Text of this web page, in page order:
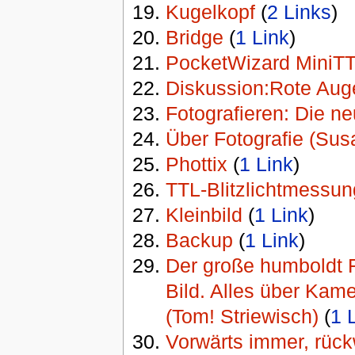
Kugelkopf ‏‎ (2 Links)
Bridge ‏‎ (1 Link)
PocketWizard
Diskussion:Rote
Fotografieren: Die
Über Fotografie
Phottix ‏‎ (1 Link)
TTL-
Kleinbild ‏‎ (1 Link)
Backup ‏‎ (1 Link)
Der große humboldt
Bild. Alles über
(Tom! Striewisch) ‏‎ (1
Vorwärts immer,